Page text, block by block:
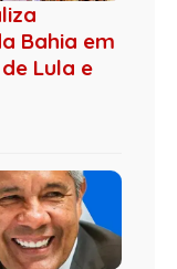
Bahia em
Lula e